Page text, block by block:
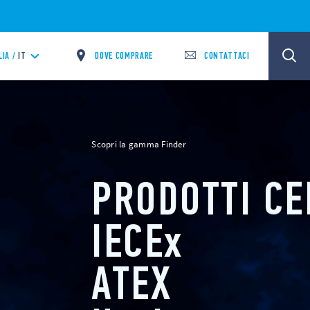
/ IT DOVE COMPRARE CONTATTACI